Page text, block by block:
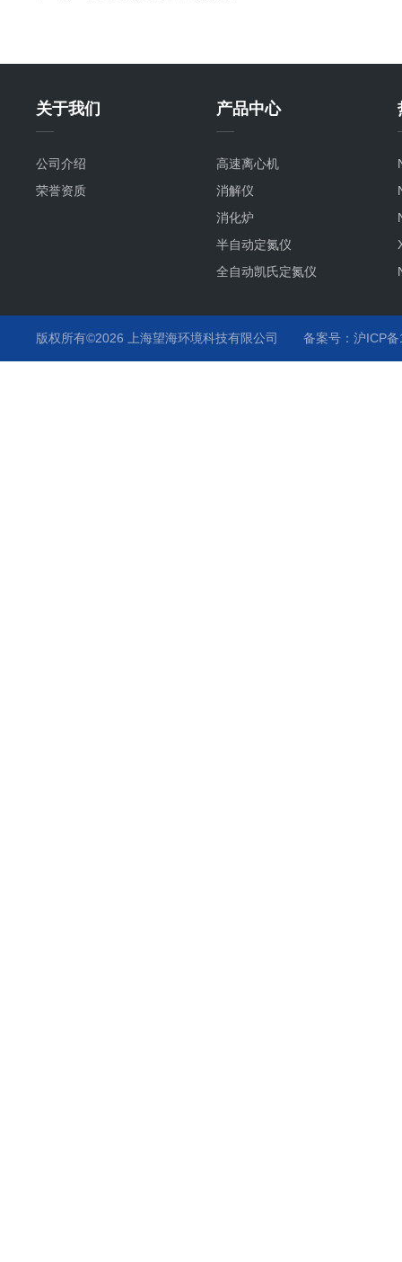
关于我们
公司介绍
荣誉资质
产品中心
高速离心机
消解仪
消化炉
半自动定氮仪
全自动凯氏定氮仪
版权所有©2026 上海望海环境科技有限公司 备案号：沪ICP